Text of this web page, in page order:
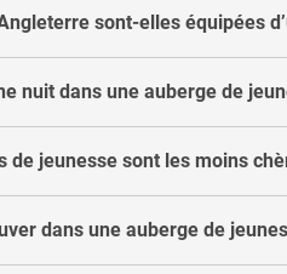
sont-elles équipées
nuit dans une auberge de
de jeunesse sont les moins
dans une auberge de